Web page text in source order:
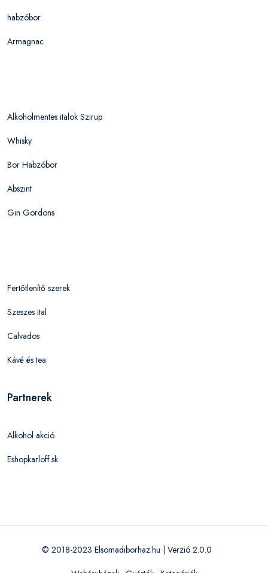
habzóbor
Armagnac
Alkoholmentes italok Szirup
Whisky
Bor Habzóbor
Abszint
Gin Gordons
Fertőtlenítő szerek
Szeszes ital
Calvados
Kávé és tea
Partnerek
Alkohol akció
Eshopkarloff.sk
© 2018-2023 Elsomadiborhaz.hu | Verzió 2.0.0